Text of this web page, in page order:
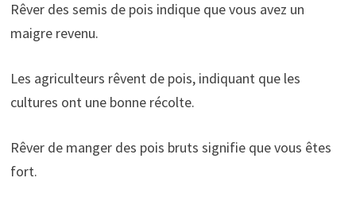
Rêver des semis de pois indique que vous avez un
maigre revenu.
Les agriculteurs rêvent de pois, indiquant que les
cultures ont une bonne récolte.
Rêver de manger des pois bruts signifie que vous êtes
fort.